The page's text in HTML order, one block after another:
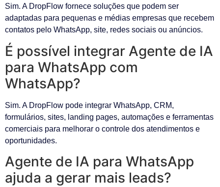
Sim. A DropFlow fornece soluções que podem ser
adaptadas para pequenas e médias empresas que recebem
contatos pelo WhatsApp, site, redes sociais ou anúncios.
É possível integrar Agente de IA
para WhatsApp com
WhatsApp?
Sim. A DropFlow pode integrar WhatsApp, CRM,
formulários, sites, landing pages, automações e ferramentas
comerciais para melhorar o controle dos atendimentos e
oportunidades.
Agente de IA para WhatsApp
ajuda a gerar mais leads?